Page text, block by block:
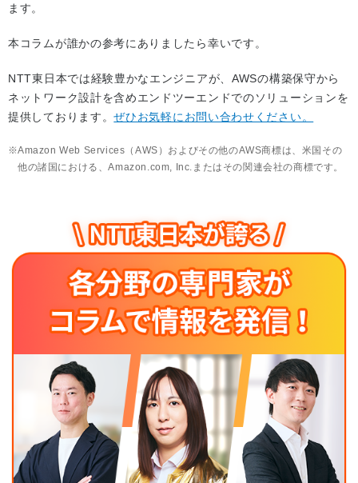
ます。
本コラムが誰かの参考にありましたら幸いです。
NTT東日本では経験豊かなエンジニアが、AWSの構築保守から
ネットワーク設計を含めエンドツーエンドでのソリューションを
提供しております。ぜひお気軽にお問い合わせください。
Amazon Web Services（AWS）およびその他のAWS商標は、米国その
他の諸国における、Amazon.com, Inc.またはその関連会社の商標です。